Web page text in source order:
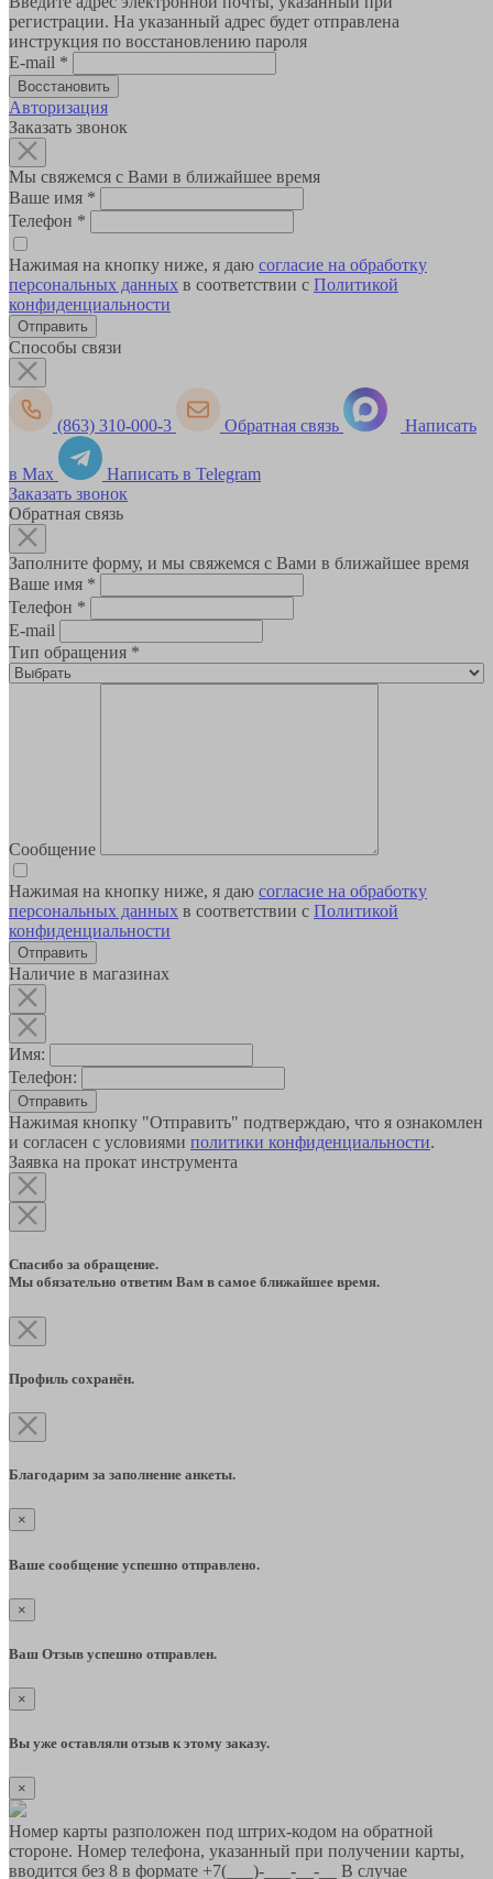
регистрации. На указанный адрес будет отправлена
инструкция по восстановлению пароля
E-mail *
Авторизация
Заказать звонок
Мы свяжемся с Вами в ближайшее время
Ваше имя *
Телефон *
Нажимая на кнопку ниже, я даю согласие на обработку
персональных данных в соответствии с Политикой
конфиденциальности
Способы связи
(863) 310-000-3 Обратная связь Написать
в Max
Написать в Telegram
Заказать звонок
Обратная связь
Заполните форму, и мы свяжемся с Вами в ближайшее время
Ваше имя *
Телефон *
E-mail
Тип обращения *
Сообщение
Нажимая на кнопку ниже, я даю согласие на обработку
персональных данных в соответствии с Политикой
конфиденциальности
Наличие в магазинах
Имя:
Телефон:
Отправить
Нажимая кнопку "Отправить" подтверждаю, что я ознакомлен
и согласен с условиями политики конфиденциальности.
Заявка на прокат инструмента
Спасибо за обращение.
Мы обязательно ответим Вам в самое ближайшее время.
Профиль сохранён.
Благодарим за заполнение анкеты.
×
Ваше сообщение успешно отправлено.
×
Ваш Отзыв успешно отправлен.
×
Вы уже оставляли отзыв к этому заказу.
×
Номер карты разположен под штрих-кодом на обратной
стороне. Номер телефона, указанный при получении карты,
вводится без 8 в формате +7(___)-___-__-__ В случае